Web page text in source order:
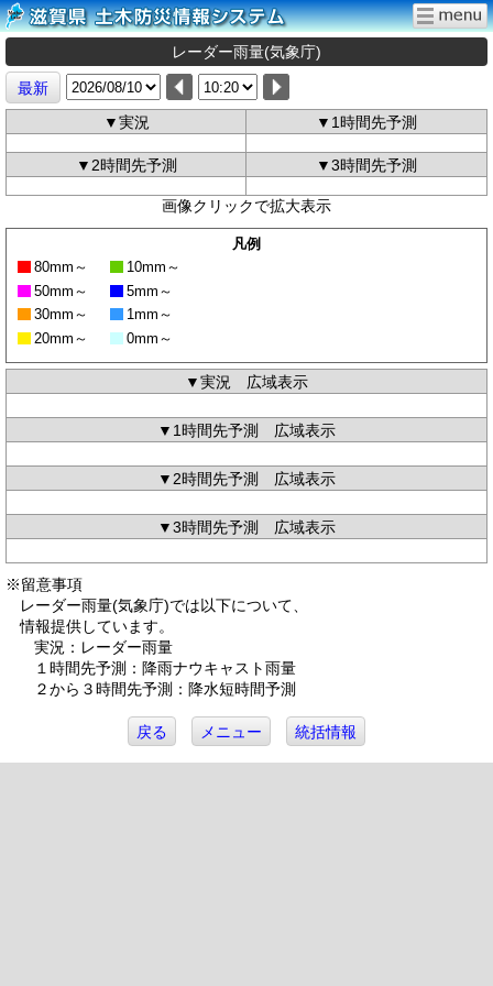
レーダー雨量(気象庁)
最新
▼実況
▼1時間先予測
▼2時間先予測 ▼3時間先予測
画像クリックで拡大表示
凡例
80mm～
50mm～
30mm～
20mm～
10mm～
5mm～
1mm～
0mm～
▼実況 広域表示
▼1時間先予測 広域表示
▼2時間先予測 広域表示
▼3時間先予測 広域表示
※留意事項
レーダー雨量(気象庁)では以下について、
情報提供しています。
実況：レーダー雨量
１時間先予測：降雨ナウキャスト雨量
２から３時間先予測：降水短時間予測
戻る メニュー 統括情報